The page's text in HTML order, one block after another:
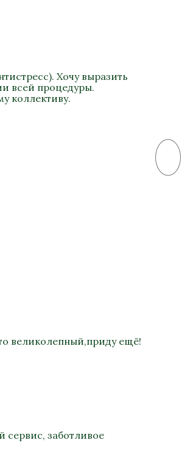
Хочу выразить
всей процедуры.
коллективу.
великолепный,приду ещё!
сервис, заботливое